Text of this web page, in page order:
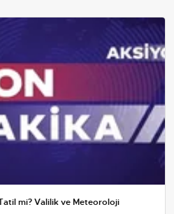
mi? Valilik ve Meteoroloji